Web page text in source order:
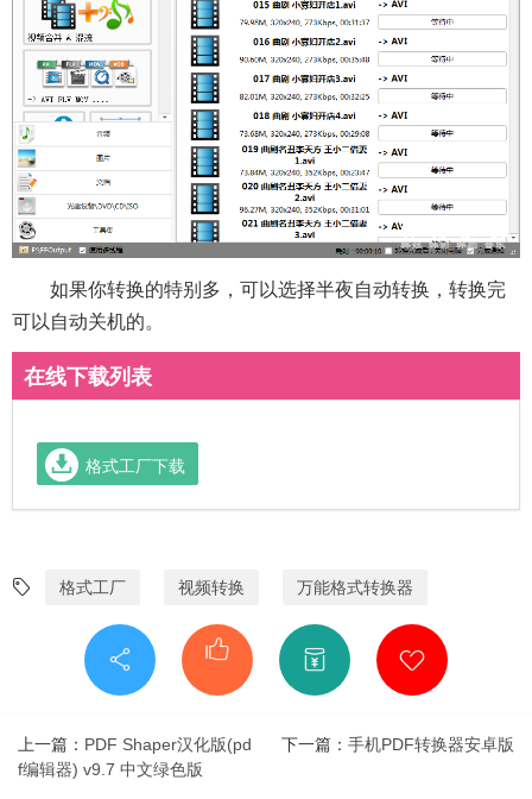
如果你转换的特别多，可以选择半夜自动转换，转换完
可以自动关机的。
在线下载列表
格式工厂下载
格式工厂 视频转换 万能格式转换器
上一篇： PDF Shaper汉化版(pd
f编辑器) v9.7 中文绿色版
下一篇： 手机PDF转换器安卓版